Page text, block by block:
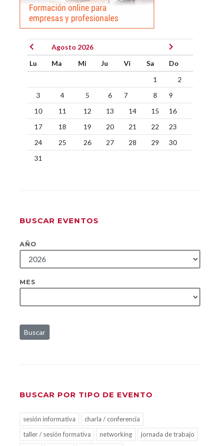
Agosto 2026
Lu
Ma Mi Ju Vi Sa
Do
1
2
3
4 5 6 7 8
9
10
11 12 13 14 15
16
17
18 19 20 21 22
23
24
25 26 27 28 29
30
31
BUSCAR EVENTOS
AÑO
MES
Buscar
BUSCAR POR TIPO DE EVENTO
sesión informativa
charla / conferencia
taller / sesión formativa
networking
jornada de trabajo